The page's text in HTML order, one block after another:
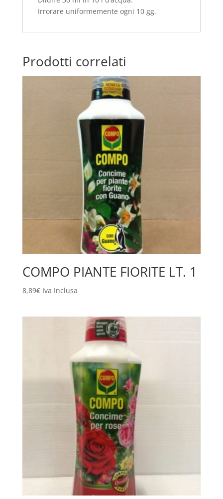
Irrorare uniformemente ogni 10 gg.
Prodotti correlati
COMPO PIANTE FIORITE LT. 1
8,89€ Iva Inclusa